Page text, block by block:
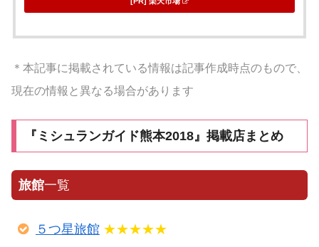
＊本記事に掲載されている情報は記事作成時点のもので、
現在の情報と異なる場合があります
『ミシュランガイド熊本2018』掲載店まとめ
旅館一覧
５つ星旅館 ★★★★★